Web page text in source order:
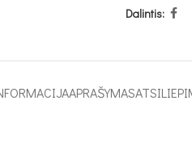
Dalintis:
APRAŠYMAS